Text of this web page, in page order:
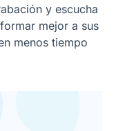
y escucha
mejor a sus
menos tiempo